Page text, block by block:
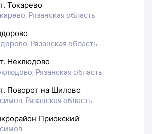
Токарево
Рязанская область
Рязанская область
Неклюдово
Рязанская область
Поворот на Шилово
Рязанская область
Приокский